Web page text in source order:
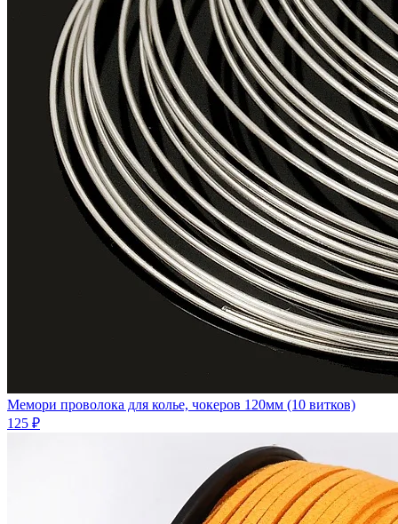
Мемори проволока для колье, чокеров 120мм (10 витков)
125 ₽